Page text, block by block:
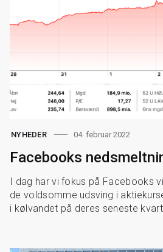
NYHEDER 04. februar 2022
Facebooks
I dag har vi fokus på Facebooks
de voldsomme udsving i
i kølvandet på deres seneste